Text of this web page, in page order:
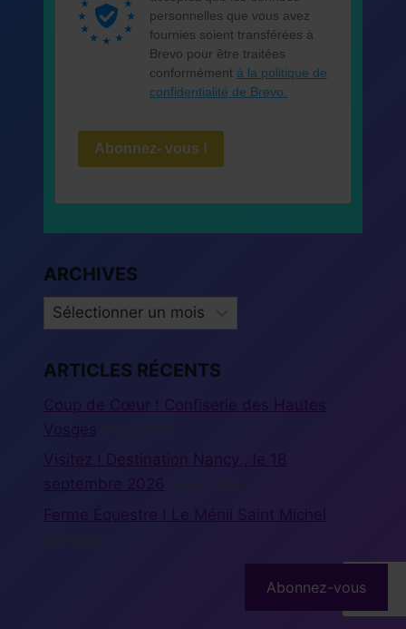
personnelles que vous avez
fournies soient transférées à
Brevo pour être traitées
conformément à la politique de
confidentialité de Brevo.
Abonnez- vous !
ARCHIVES
ARCHIVES
ARTICLES RÉCENTS
Abonnez-vous